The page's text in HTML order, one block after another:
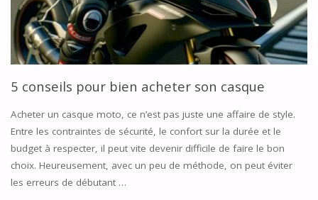
CASQUE
MOTO"
5 conseils pour bien acheter son casque
Acheter un casque moto, ce n’est pas juste une affaire de style.
Entre les contraintes de sécurité, le confort sur la durée et le
budget à respecter, il peut vite devenir difficile de faire le bon
choix. Heureusement, avec un peu de méthode, on peut éviter
les erreurs de débutant …